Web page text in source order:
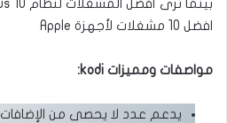
افضل 10 مشغلات لأجهزة Apple
مواصفات ومميزات kodi:
يدعم عدد لا يحصى من الإضافات